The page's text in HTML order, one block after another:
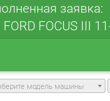
заявка:
FOCUS III
модель машины